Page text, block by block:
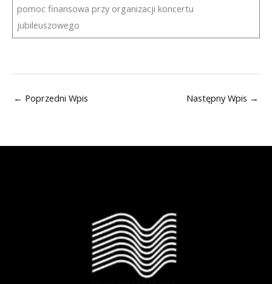
pomoc finansowa przy organizacji koncertu
jubileuszowego
← Poprzedni Wpis Następny Wpis →